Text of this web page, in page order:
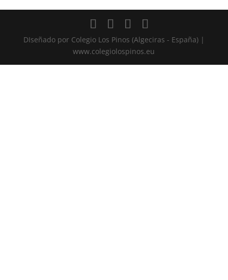
DIseñado por Colegio Los Pinos (Algeciras - España) |
www.colegiolospinos.eu